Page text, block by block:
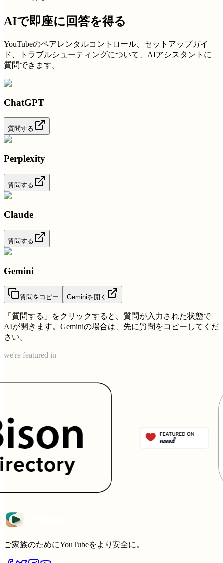
AIで即座に回答を得る
YouTubeのペアレンタルコントロール、セットアップガイ
ド、トラブルシューティングについて、AIアシスタントに
質問できます。
ChatGPT
質問する
Perplexity
質問する
Claude
質問する
Gemini
質問をコピー Geminiを開く
「質問する」をクリックすると、質問が入力された状態で
AIが開きます。Geminiの場合は、先に質問をコピーしてくだ
さい。
we're featured in
ご家族のためにYouTubeをより安全に。